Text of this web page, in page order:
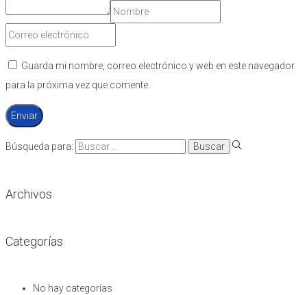
Guarda mi nombre, correo electrónico y web en este navegador
para la próxima vez que comente.
Búsqueda para:
Archivos
Categorías
No hay categorías